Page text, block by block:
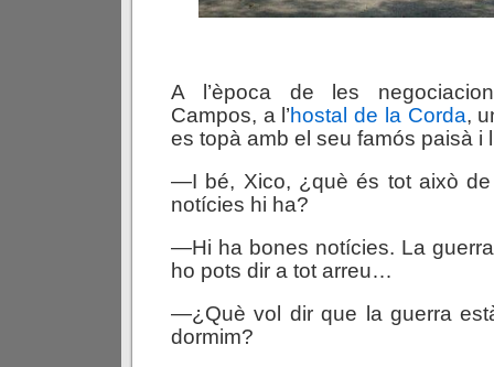
A l’època de les
Campos, a l’hostal de la Corda,
es topà amb el seu famós paisà i
—I bé, Xico, ¿què és tot això de
notícies hi ha?
—Hi ha bones notícies. La
ho pots dir a tot arreu…
—¿Què vol dir que la guerra
dormim?